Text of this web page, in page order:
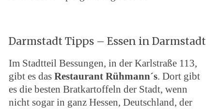
Darmstadt Tipps – Essen in Darmstadt
Im Stadtteil Bessungen, in der Karlstraße 113,
gibt es das Restaurant Rühmann´s. Dort gibt
es die besten Bratkartoffeln der Stadt, wenn
nicht sogar in ganz Hessen, Deutschland, der